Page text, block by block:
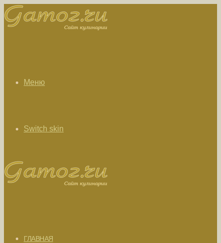
Меню
Switch skin
ГЛАВНАЯ